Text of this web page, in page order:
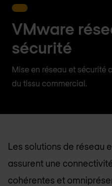
VMware
sécurité
Mise en réseau et sécurité
du tissu commercial.
Les solutions de réseau
assurent une
cohérentes et